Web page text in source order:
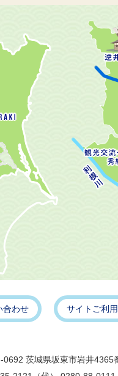
合わせ サイトご利
0692 茨城県坂東市岩井4365